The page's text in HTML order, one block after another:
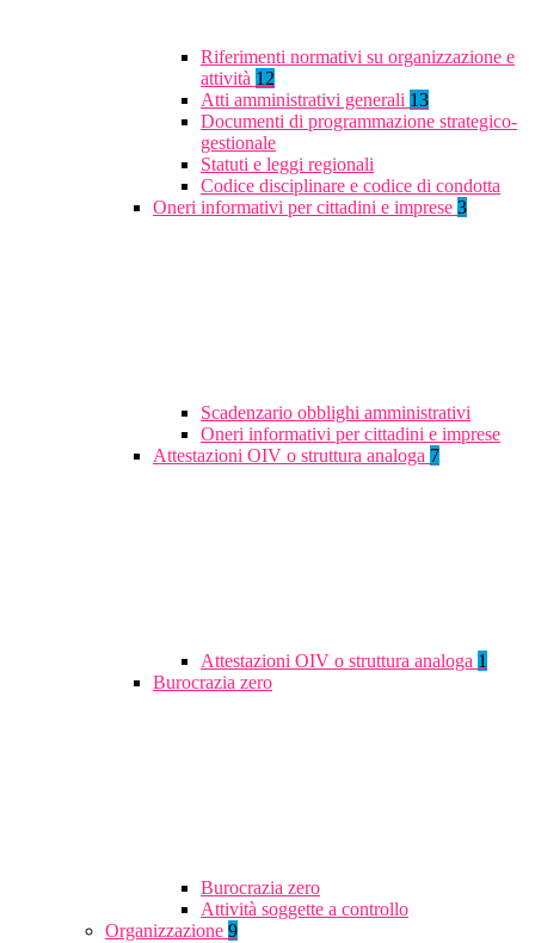
Riferimenti normativi su organizzazione e
attività 12
Atti amministrativi generali 13
Documenti di programmazione strategico-
gestionale
Statuti e leggi regionali
Codice disciplinare e codice di condotta
Oneri informativi per cittadini e imprese 3
Scadenzario obblighi amministrativi
Oneri informativi per cittadini e imprese
Attestazioni OIV o struttura analoga 7
Attestazioni OIV o struttura analoga 1
Burocrazia zero
Burocrazia zero
Attività soggette a controllo
Organizzazione 9